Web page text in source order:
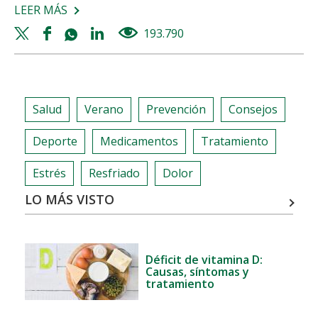
LEER MÁS SOBRE
CLAVES
DE
ÍNTIMA
FEMENINA
Twitter
share
Facebook
share
Whatsapp
share
Linkedin
share
193.790
Salud Verano Prevención Consejos
Deporte Medicamentos Tratamiento
Estrés Resfriado Dolor
LO MÁS VISTO
Déficit de vitamina D:
Causas, síntomas y
tratamiento